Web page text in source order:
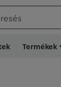
Termékek